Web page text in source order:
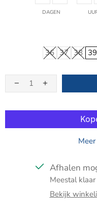
DAGEN
36 37 38 39
Afhalen
Meestal
Bekijk